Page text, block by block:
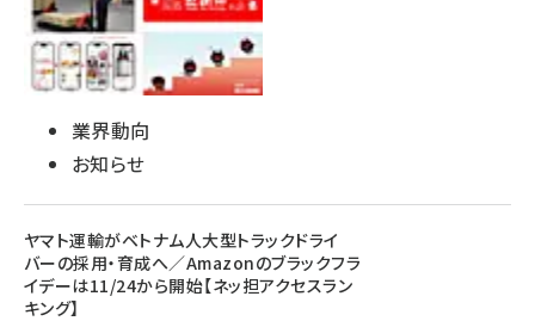
業界動向
お知らせ
ヤマト運輸がベトナム人大型トラックドライ
バーの採用・育成へ／Amazonのブラックフラ
イデーは11/24から開始【ネッ担アクセスラン
キング】